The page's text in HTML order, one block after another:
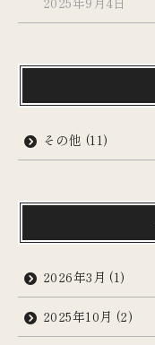
その他 (11)
2026年3月 (1)
2025年10月 (2)